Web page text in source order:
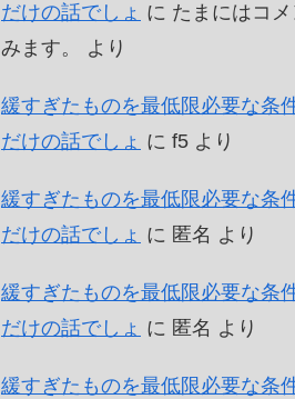
だけの話でしょ に たまにはコ
みます。
より
緩すぎたものを最低限必要な条
だけの話でしょ に f5 より
緩すぎたものを最低限必要な条
だけの話でしょ に 匿名 より
緩すぎたものを最低限必要な条
だけの話でしょ に 匿名 より
緩すぎたものを最低限必要な条